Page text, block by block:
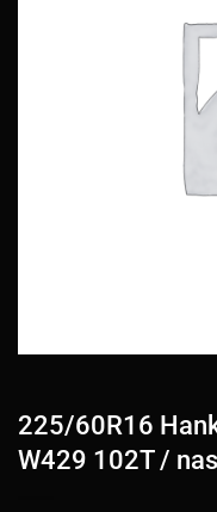
225/60R16
W429 102T /